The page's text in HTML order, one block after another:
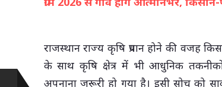
राजस्थान राज्य कृषि प्रधान होने की वजह
के साथ कृषि क्षेत्र में भी आधुनिक
अपनाना जरूरी हो गया है। इसी सोच को